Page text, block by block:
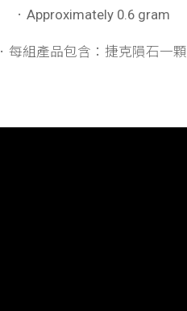
．Approximately 0.6 gram
．每組產品包含： 捷克隕石一顆